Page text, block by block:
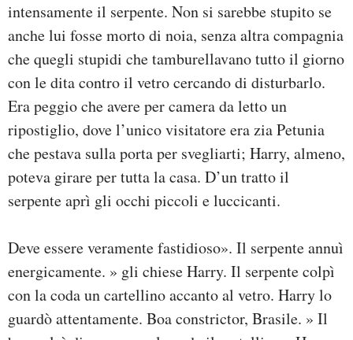
intensamente il serpente. Non si sarebbe stupito se
anche lui fosse morto di noia, senza altra compagnia
che quegli stupidi che tamburellavano tutto il giorno
con le dita contro il vetro cercando di disturbarlo.
Era peggio che avere per camera da letto un
ripostiglio, dove l’unico visitatore era zia Petunia
che pestava sulla porta per svegliarti; Harry, almeno,
poteva girare per tutta la casa. D’un tratto il
serpente aprì gli occhi piccoli e luccicanti.
Deve essere veramente fastidioso». Il serpente annuì
energicamente. » gli chiese Harry. Il serpente colpì
con la coda un cartellino accanto al vetro. Harry lo
guardò attentamente. Boa constrictor, Brasile. » Il